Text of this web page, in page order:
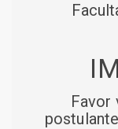
Favor